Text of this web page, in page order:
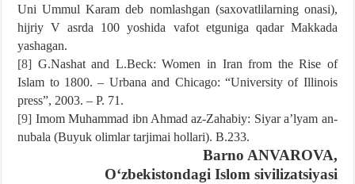
Uni Ummul Karam deb nomlashgan (saxovatlilarning onasi),
hijriy V asrda 100 yoshida vafot etguniga qadar Makkada
yashagan.
[8] G.Nashat and L.Beck: Women in Iran from the Rise of
Islam to 1800. – Urbana and Chicago: “University of Illinois
press”, 2003. – P. 71.
[9] Imom Muhammad ibn Ahmad az-Zahabiy: Siyar aʼlyam an-
nubala (Buyuk olimlar tarjimai hollari). B.233.
Barno ANVAROVA,
Oʻzbekistondagi Islom sivilizatsiyasi